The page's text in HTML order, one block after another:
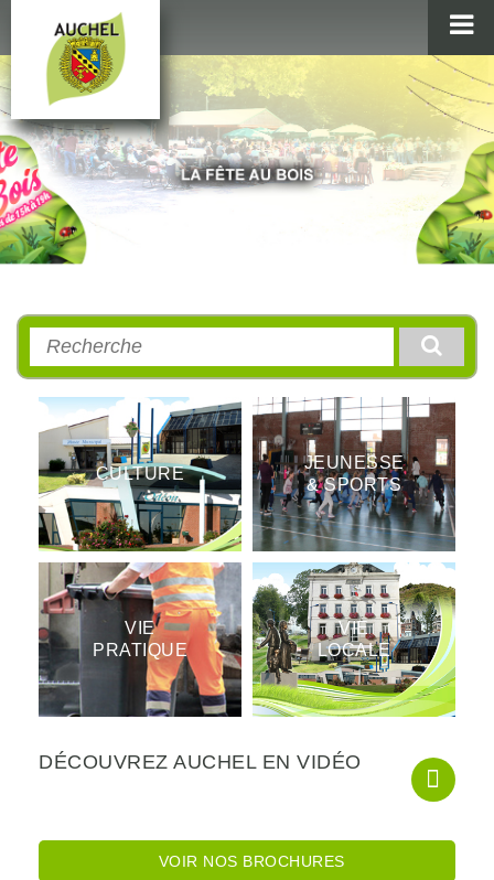
MAIRIE
AU QUOTIDIEN
AGENDA & LOISIRS
AUCHEL EN IMAGES
Rechercher
CULTURE
JEUNESSE
& SPORTS
VIE
PRATIQUE
VIE
LOCALE
DÉCOUVREZ AUCHEL EN VIDÉO
VOIR NOS BROCHURES